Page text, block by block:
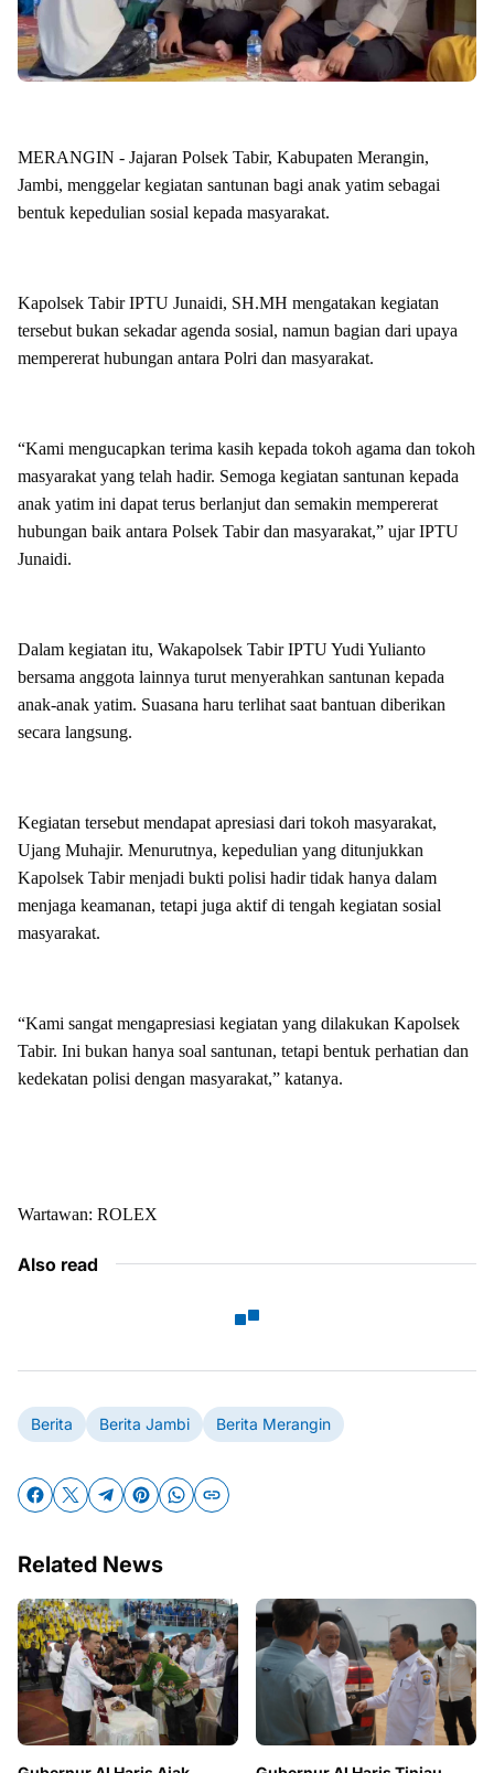
MERANGIN - Jajaran Polsek Tabir, Kabupaten Merangin,
Jambi, menggelar kegiatan santunan bagi anak yatim sebagai
bentuk kepedulian sosial kepada masyarakat.
Kapolsek Tabir IPTU Junaidi, SH.MH mengatakan kegiatan
tersebut bukan sekadar agenda sosial, namun bagian dari upaya
mempererat hubungan antara Polri dan masyarakat.
“Kami mengucapkan terima kasih kepada tokoh agama dan tokoh
masyarakat yang telah hadir. Semoga kegiatan santunan kepada
anak yatim ini dapat terus berlanjut dan semakin mempererat
hubungan baik antara Polsek Tabir dan masyarakat,” ujar IPTU
Junaidi.
Dalam kegiatan itu, Wakapolsek Tabir IPTU Yudi Yulianto
bersama anggota lainnya turut menyerahkan santunan kepada
anak-anak yatim. Suasana haru terlihat saat bantuan diberikan
secara langsung.
Kegiatan tersebut mendapat apresiasi dari tokoh masyarakat,
Ujang Muhajir. Menurutnya, kepedulian yang ditunjukkan
Kapolsek Tabir menjadi bukti polisi hadir tidak hanya dalam
menjaga keamanan, tetapi juga aktif di tengah kegiatan sosial
masyarakat.
“Kami sangat mengapresiasi kegiatan yang dilakukan Kapolsek
Tabir. Ini bukan hanya soal santunan, tetapi bentuk perhatian dan
kedekatan polisi dengan masyarakat,” katanya.
Wartawan: ROLEX
Also read
Berita Berita Jambi Berita Merangin
Related News